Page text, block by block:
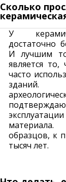
Сколько
У
достаточно
И лучшим
является
часто
зданий.
материала.
образцов, к
тысяч лет.